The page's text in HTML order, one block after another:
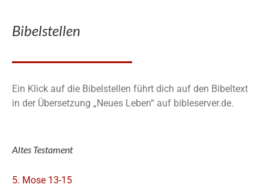
Bibelstellen
Ein Klick auf die Bibelstellen führt dich auf den Bibeltext
in der Übersetzung „Neues Leben“ auf bibleserver.de.
Altes Testament
5. Mose 13-15